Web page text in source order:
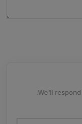
We'll